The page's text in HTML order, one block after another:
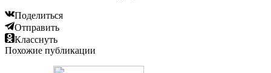
Поделиться
Отправить
Класснуть
Похожие публикации